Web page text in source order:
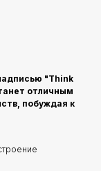
"Think
отличным
побуждая к